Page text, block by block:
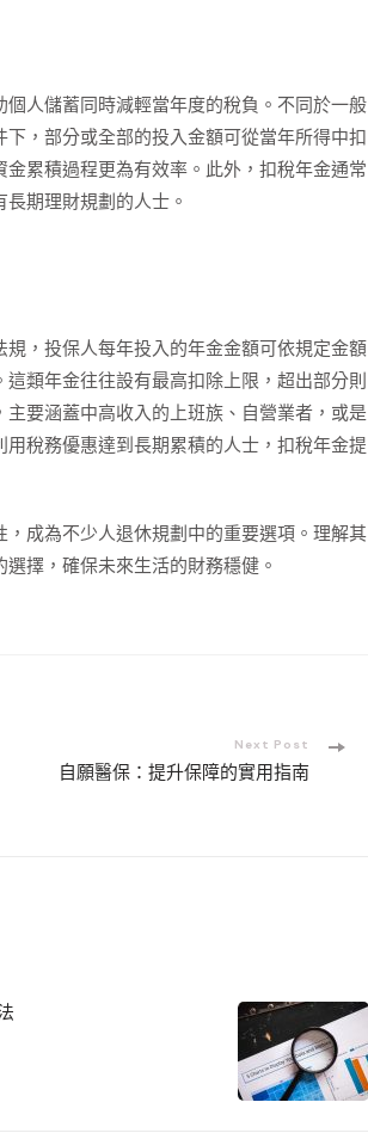
人儲蓄同時減輕當年度的稅負。不同於一般
，部分或全部的投入金額可從當年所得中扣
累積過程更為有效率。此外，扣稅年金通常
期理財規劃的人士。
，投保人每年投入的年金金額可依規定金額
類年金往往設有最高扣除上限，超出部分則
要涵蓋中高收入的上班族、自營業者，或是
稅務優惠達到長期累積的人士，扣稅年金提
成為不少人退休規劃中的重要選項。理解其
擇，確保未來生活的財務穩健。
Next Post
自願醫保：提升保障的實用指南